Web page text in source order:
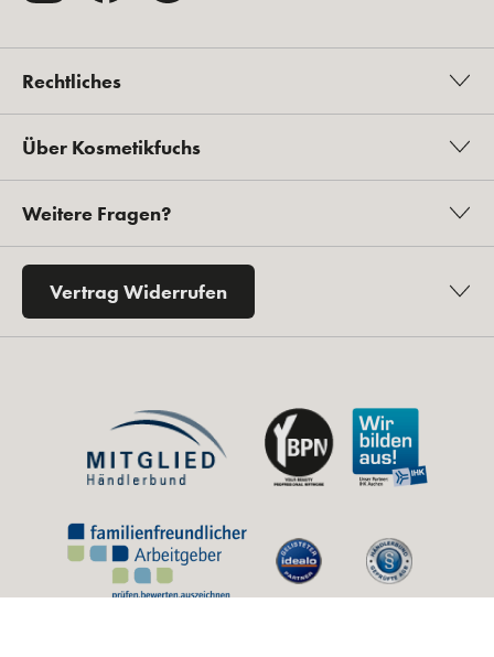
Rechtliches
Über Kosmetikfuchs
Weitere Fragen?
Vertrag Widerrufen